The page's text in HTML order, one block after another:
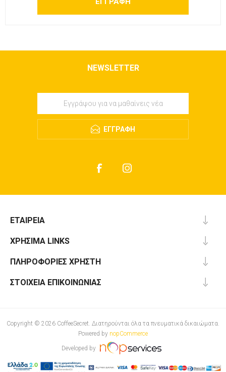
NEWSLETTER
ΕΓΓΡΑΦΉ
ΕΤΑΙΡΕΊΑ
ΧΡΉΣΙΜΑ LINKS
ΠΛΗΡΟΦΟΡΊΕΣ ΧΡΉΣΤΗ
ΣΤΟΙΧΕΊΑ ΕΠΙΚΟΙΝΩΝΊΑΣ
Copyright © 2026 CoffeeSecret. Διατηρούνται όλα τα πνευματικά δικαιώματα.
Powered by nopCommerce
Developed by